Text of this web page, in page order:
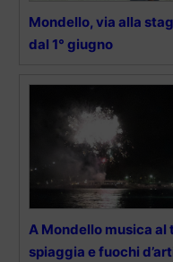
Mondello, via alla
dal 1° giugno
A Mondello musica al
spiaggia e fuochi